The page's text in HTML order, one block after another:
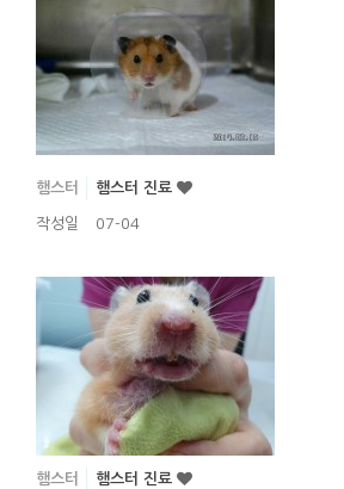
햄스터 햄스터 진료
작성일 07-04
햄스터 햄스터 진료